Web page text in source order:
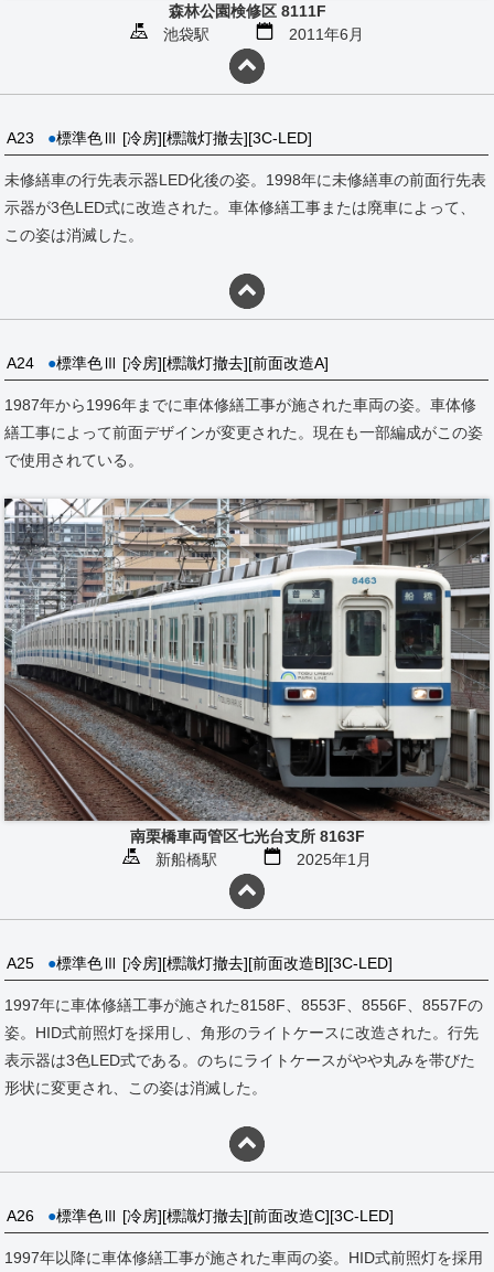
森林公園検修区 8111F
池袋駅
2011年6月
A23 ●標準色Ⅲ [冷房][標識灯撤去][3C-LED]
未修繕車の行先表示器LED化後の姿。1998年に未修繕車の前面行先表
示器が3色LED式に改造された。車体修繕工事または廃車によって、
この姿は消滅した。
A24 ●標準色Ⅲ [冷房][標識灯撤去][前面改造A]
1987年から1996年までに車体修繕工事が施された車両の姿。車体修
繕工事によって前面デザインが変更された。現在も一部編成がこの姿
で使用されている。
南栗橋車両管区七光台支所 8163F
新船橋駅
2025年1月
A25 ●標準色Ⅲ [冷房][標識灯撤去][前面改造B][3C-LED]
1997年に車体修繕工事が施された8158F、8553F、8556F、8557Fの
姿。HID式前照灯を採用し、角形のライトケースに改造された。行先
表示器は3色LED式である。のちにライトケースがやや丸みを帯びた
形状に変更され、この姿は消滅した。
A26 ●標準色Ⅲ [冷房][標識灯撤去][前面改造C][3C-LED]
1997年以降に車体修繕工事が施された車両の姿。HID式前照灯を採用